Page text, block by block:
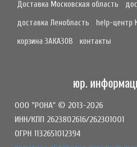
Доставка Московская область
доставка Ленобласть
help-центр
корзина ЗАКАЗОВ
контакты
юр.
ООО "РОНА" © 2013-2026
ИНН/КПП 2623802616/262301001
ОГРН 1132651012394